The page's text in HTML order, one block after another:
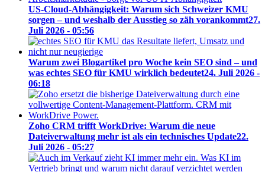
US-Cloud-Abhängigkeit: Warum sich Schweizer KMU
sorgen – und weshalb der Ausstieg so zäh vorankommt27.
Juli 2026 - 05:56
Warum zwei Blogartikel pro Woche kein SEO sind – und
was echtes SEO für KMU wirklich bedeutet24. Juli 2026 -
06:18
Zoho CRM trifft WorkDrive: Warum die neue
Dateiverwaltung mehr ist als ein technisches Update22.
Juli 2026 - 05:27